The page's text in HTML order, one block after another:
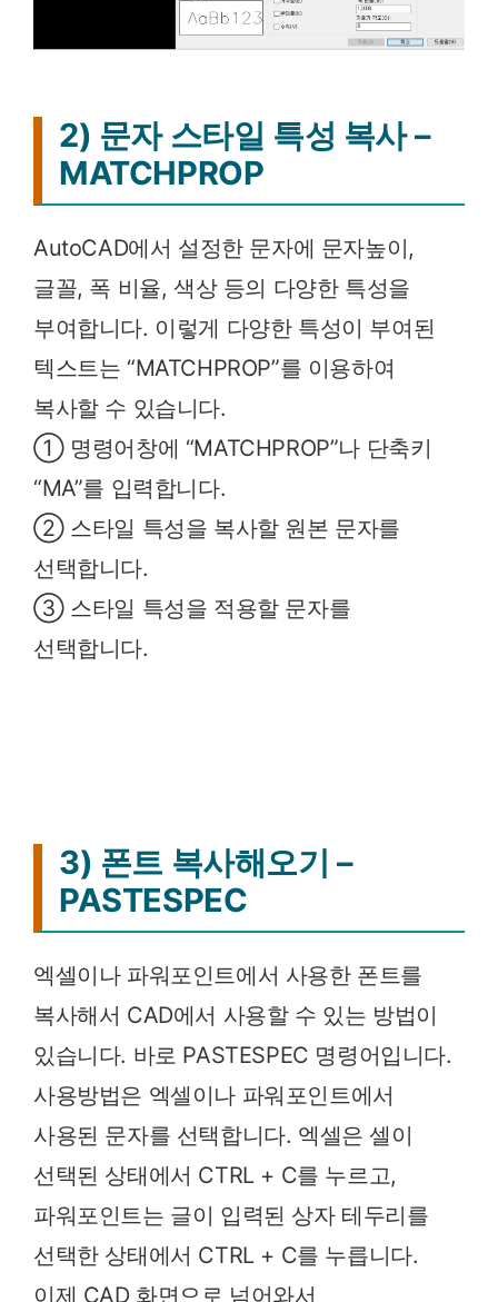
2) 문자 스타일 특성 복사 –
MATCHPROP
AutoCAD에서 설정한 문자에 문자높이,
글꼴, 폭 비율, 색상 등의 다양한 특성을
부여합니다. 이렇게 다양한 특성이 부여된
텍스트는 “MATCHPROP”를 이용하여
복사할 수 있습니다.
① 명령어창에 “MATCHPROP”나 단축키
“MA”를 입력합니다.
② 스타일 특성을 복사할 원본 문자를
선택합니다.
③ 스타일 특성을 적용할 문자를
선택합니다.
3) 폰트 복사해오기 –
PASTESPEC
엑셀이나 파워포인트에서 사용한 폰트를
복사해서 CAD에서 사용할 수 있는 방법이
있습니다. 바로 PASTESPEC 명령어입니다.
사용방법은 엑셀이나 파워포인트에서
사용된 문자를 선택합니다. 엑셀은 셀이
선택된 상태에서 CTRL + C를 누르고,
파워포인트는 글이 입력된 상자 테두리를
선택한 상태에서 CTRL + C를 누릅니다.
이제 CAD 화면으로 넘어와서